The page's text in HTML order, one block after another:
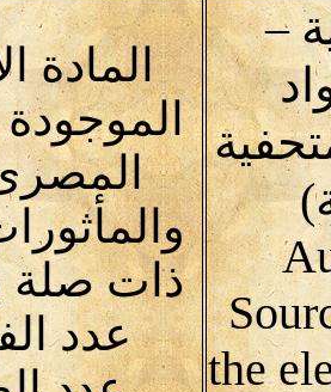
–
the
المادة
ذات صلة
عدد